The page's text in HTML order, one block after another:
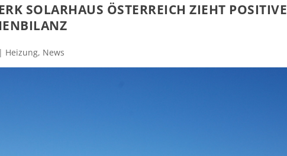
SOLARHAUS ÖSTERREICH ZIEHT POSITIVE
| Heizung, News